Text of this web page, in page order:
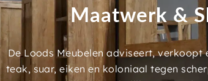
Maatwerk &
De Loods Meubelen adviseert,
teak, suar, eiken en koloniaal tegen